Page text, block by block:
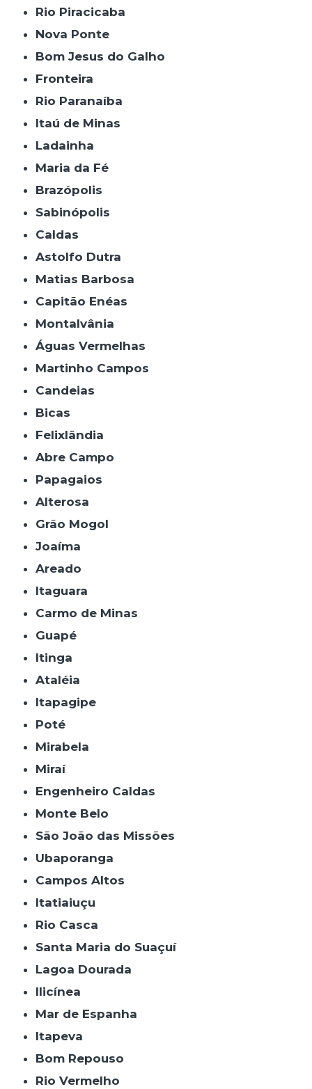
Rio Piracicaba
Nova Ponte
Bom Jesus do Galho
Fronteira
Rio Paranaíba
Itaú de Minas
Ladainha
Maria da Fé
Brazópolis
Sabinópolis
Caldas
Astolfo Dutra
Matias Barbosa
Capitão Enéas
Montalvânia
Águas Vermelhas
Martinho Campos
Candeias
Bicas
Felixlândia
Abre Campo
Papagaios
Alterosa
Grão Mogol
Joaíma
Areado
Itaguara
Carmo de Minas
Guapé
Itinga
Ataléia
Itapagipe
Poté
Mirabela
Miraí
Engenheiro Caldas
Monte Belo
São João das Missões
Ubaporanga
Campos Altos
Itatiaiuçu
Rio Casca
Santa Maria do Suaçuí
Lagoa Dourada
Ilicínea
Mar de Espanha
Itapeva
Bom Repouso
Rio Vermelho